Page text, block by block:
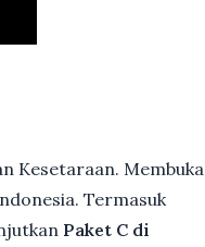
Kesetaraan. Membuka
Termasuk
Paket C di